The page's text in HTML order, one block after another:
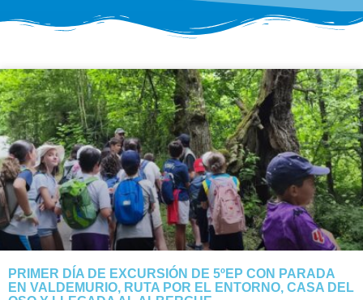
PRIMER DÍA DE EXCURSIÓN DE 5ºEP CON PARADA
EN VALDEMURIO, RUTA POR EL ENTORNO, CASA DEL